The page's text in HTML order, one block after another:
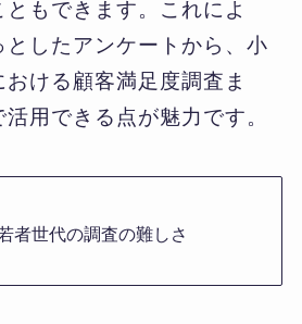
もできます。これによ
としたアンケートから、小
ける顧客満足度調査ま
用できる点が魅力です。
者世代の調査の難しさ